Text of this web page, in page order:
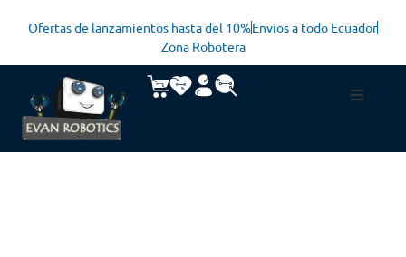
Ofertas de lanzamientos hasta del 10%Envíos a todo Ecuador
Zona Robotera